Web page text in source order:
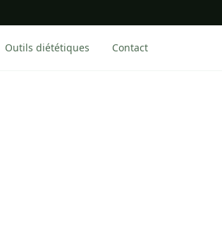
Outils diététiques Contact